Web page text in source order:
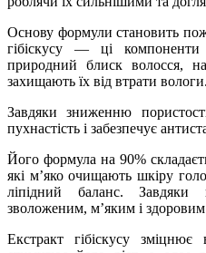
Основу формули становить
гібіскусу — ці компоненти
природний блиск волосся,
захищають їх від втрати вологи.
Завдяки зниженню
пухнастість і забезпечує
Його формула на 90%
які м’яко очищають шкіру
ліпідний баланс. Завдяки
зволоженим, м’яким і
Екстракт гібіскусу